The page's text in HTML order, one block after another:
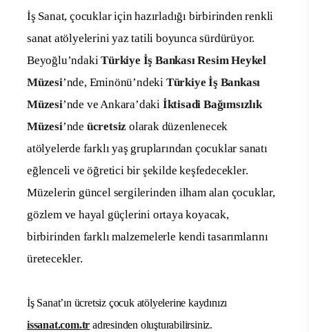
İş Sanat, çocuklar için hazırladığı birbirinden renkli
sanat atölyelerini yaz tatili boyunca sürdürüyor.
Beyoğlu’ndakiTürkiye İş Bankası Resim Heykel
Müzesi’nde, Eminönü’ndeki Türkiye İş Bankası
Müzesi’nde ve Ankara’daki İktisadi Bağımsızlık
Müzesi’nde ücretsiz olarak düzenlenecek
atölyelerde farklı yaş gruplarından çocuklar sanatı
eğlenceli ve öğretici bir şekilde keşfedecekler.
Müzelerin güncel sergilerinden ilham alan çocuklar,
gözlem ve hayal güçlerini ortaya koyacak,
birbirinden farklı malzemelerle kendi tasarımlarını
üretecekler.
İş Sanat’ın ücretsiz çocuk atölyelerine kaydınızı
issanat.com.tr adresinden oluşturabilirsiniz.